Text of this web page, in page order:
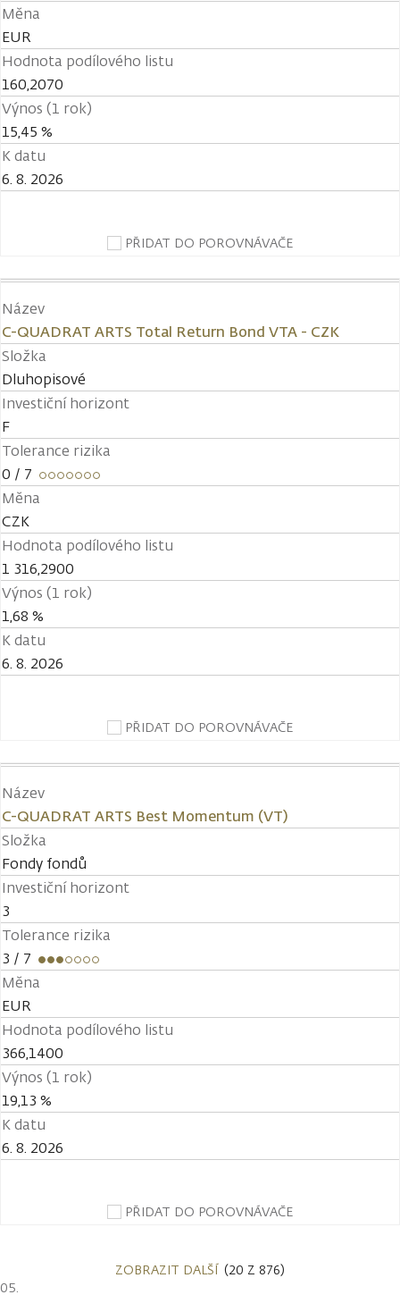
Měna
EUR
Hodnota podílového listu
160,2070
Výnos (1 rok)
15,45 %
K datu
6. 8. 2026
PŘIDAT DO POROVNÁVAČE
Název
C-QUADRAT ARTS Total Return Bond VTA - CZK
Složka
Dluhopisové
Investiční horizont
F
Tolerance rizika
0 / 7
Měna
CZK
Hodnota podílového listu
1 316,2900
Výnos (1 rok)
1,68 %
K datu
6. 8. 2026
PŘIDAT DO POROVNÁVAČE
Název
C-QUADRAT ARTS Best Momentum (VT)
Složka
Fondy fondů
Investiční horizont
3
Tolerance rizika
3 / 7
Měna
EUR
Hodnota podílového listu
366,1400
Výnos (1 rok)
19,13 %
K datu
6. 8. 2026
PŘIDAT DO POROVNÁVAČE
ZOBRAZIT DALŠÍ (20 Z 876)